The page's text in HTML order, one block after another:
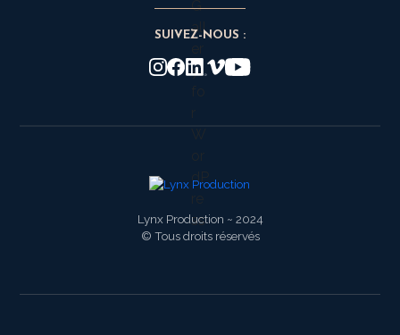
SUIVEZ-NOUS :
Lynx Production ~ 2024
© Tous droits réservés